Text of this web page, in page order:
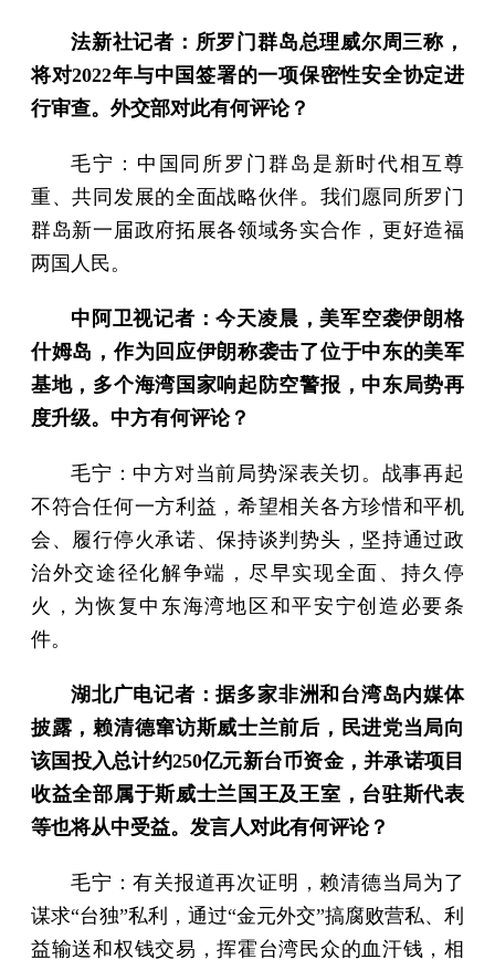
法新社记者：所罗门群岛总理威尔周三称，
将对2022年与中国签署的一项保密性安全协定进
行审查。外交部对此有何评论？
毛宁：中国同所罗门群岛是新时代相互尊
重、共同发展的全面战略伙伴。我们愿同所罗门
群岛新一届政府拓展各领域务实合作，更好造福
两国人民。
中阿卫视记者：今天凌晨，美军空袭伊朗格
什姆岛，作为回应伊朗称袭击了位于中东的美军
基地，多个海湾国家响起防空警报，中东局势再
度升级。中方有何评论？
毛宁：中方对当前局势深表关切。战事再起
不符合任何一方利益，希望相关各方珍惜和平机
会、履行停火承诺、保持谈判势头，坚持通过政
治外交途径化解争端，尽早实现全面、持久停
火，为恢复中东海湾地区和平安宁创造必要条
件。
湖北广电记者：据多家非洲和台湾岛内媒体
披露，赖清德窜访斯威士兰前后，民进党当局向
该国投入总计约250亿元新台币资金，并承诺项目
收益全部属于斯威士兰国王及王室，台驻斯代表
等也将从中受益。发言人对此有何评论？
毛宁：有关报道再次证明，赖清德当局为了
谋求“台独”私利，通过“金元外交”搞腐败营私、利
益输送和权钱交易，挥霍台湾民众的血汗钱，相